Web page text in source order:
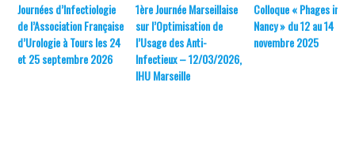
Journées d’Infectiologie
de l’Association Française
d’Urologie à Tours les 24
et 25 septembre 2026
1ère Journée Marseillaise
sur l’Optimisation de
l’Usage des Anti-
Infectieux – 12/03/2026,
IHU Marseille
Colloque « Phages in
Nancy » du 12 au 14
novembre 2025